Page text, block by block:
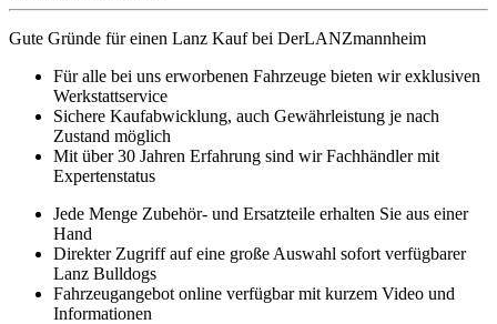
Gute Gründe für einen Lanz Kauf bei DerLANZmannheim
Für alle bei uns erworbenen Fahrzeuge bieten wir exklusiven
Werkstattservice
Sichere Kaufabwicklung, auch Gewährleistung je nach
Zustand möglich
Mit über 30 Jahren Erfahrung sind wir Fachhändler mit
Expertenstatus
Jede Menge Zubehör- und Ersatzteile erhalten Sie aus einer
Hand
Direkter Zugriff auf eine große Auswahl sofort verfügbarer
Lanz Bulldogs
Fahrzeugangebot online verfügbar mit kurzem Video und
Informationen